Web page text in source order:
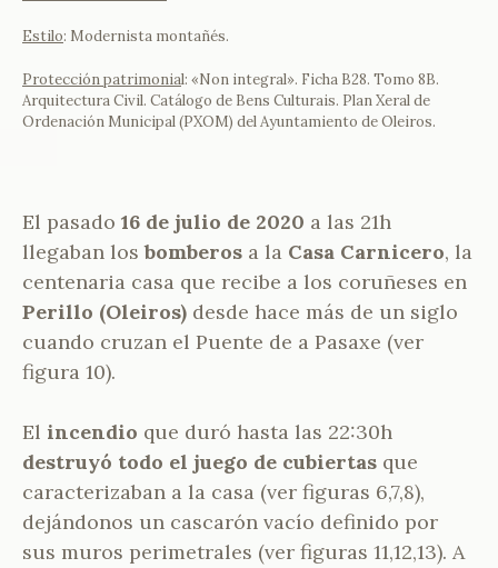
Estilo: Modernista montañés.
Protección patrimonial: «Non integral». Ficha B28. Tomo 8B.
Arquitectura Civil. Catálogo de Bens Culturais. Plan Xeral de
Ordenación Municipal (PXOM) del Ayuntamiento de Oleiros.
El pasado 16 de julio de 2020 a las 21h
llegaban losbomberos a la Casa Carnicero, la
centenaria casa que recibe a los coruñeses en
Perillo (Oleiros) desde hace más de un siglo
cuando cruzan el Puente de a Pasaxe (ver
figura 10).
El incendio que duró hasta las 22:30h
destruyó todo el juego de cubiertas que
caracterizaban a la casa (ver figuras 6,7,8),
dejándonos un cascarón vacío definido por
sus muros perimetrales (ver figuras 11,12,13). A